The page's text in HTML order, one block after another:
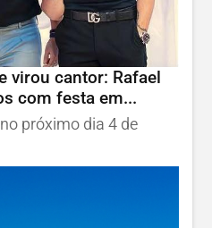
virou cantor: Rafael
com festa em...
próximo dia 4 de